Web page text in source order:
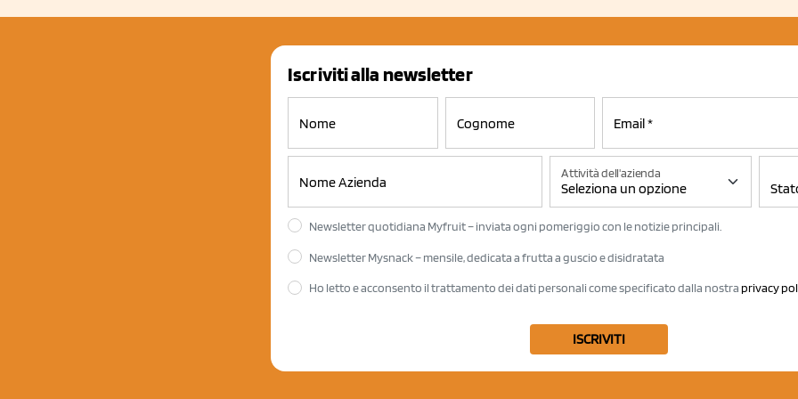
Iscriviti alla newsletter
Attività dell'azienda
Newsletter quotidiana Myfruit – inviata ogni pomeriggio con le notizie principali.
Newsletter Mysnack – mensile, dedicata a frutta a guscio e disidratata
Ho letto e acconsento il trattamento dei dati personali come specificato dalla nostra privacy
ISCRIVITI